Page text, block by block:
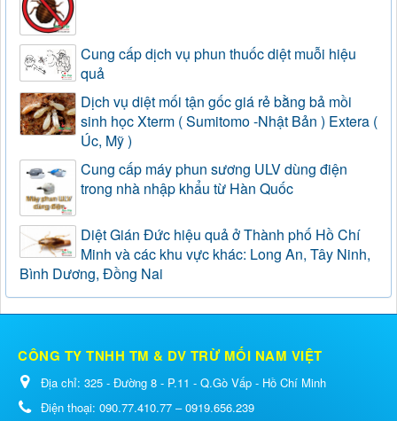
Cung cấp dịch vụ phun thuốc diệt muỗi hiệu
quả
Dịch vụ diệt mối tận gốc giá rẻ bằng bả mồi
sinh học Xterm ( Sumitomo -Nhật Bản ) Extera (
Úc, Mỹ )
Cung cấp máy phun sương ULV dùng điện
trong nhà nhập khẩu từ Hàn Quốc
Diệt Gián Đức hiệu quả ở Thành phố Hồ Chí
Minh và các khu vực khác: Long An, Tây Ninh,
Bình Dương, Đồng Nai
CÔNG TY TNHH TM & DV TRỪ MỐI NAM VIỆT
Địa chỉ: 325 - Đường 8 - P.11 - Q.Gò Vấp - Hồ Chí Minh
Điện thoại: 090.77.410.77 – 0919.656.239